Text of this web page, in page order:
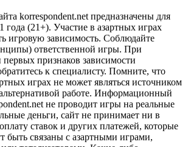
korrespondent.net предназначены для
года (21+). Участие в азартных играх
игровую зависимость. Соблюдайте
ответственной игры. При
признаков зависимости
к специалисту. Помните, что
играх не может являться источником
работе. Информационный
не проводит игры на реальные
деньги, сайт не принимает ни в
ставок и других платежей, которые
быть связаны с азартными играми,